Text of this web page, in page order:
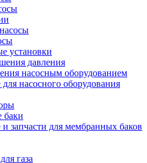
установки
давления
насосным оборудованием
насосного оборудования
баки
запчасти для мембранных баков
газа